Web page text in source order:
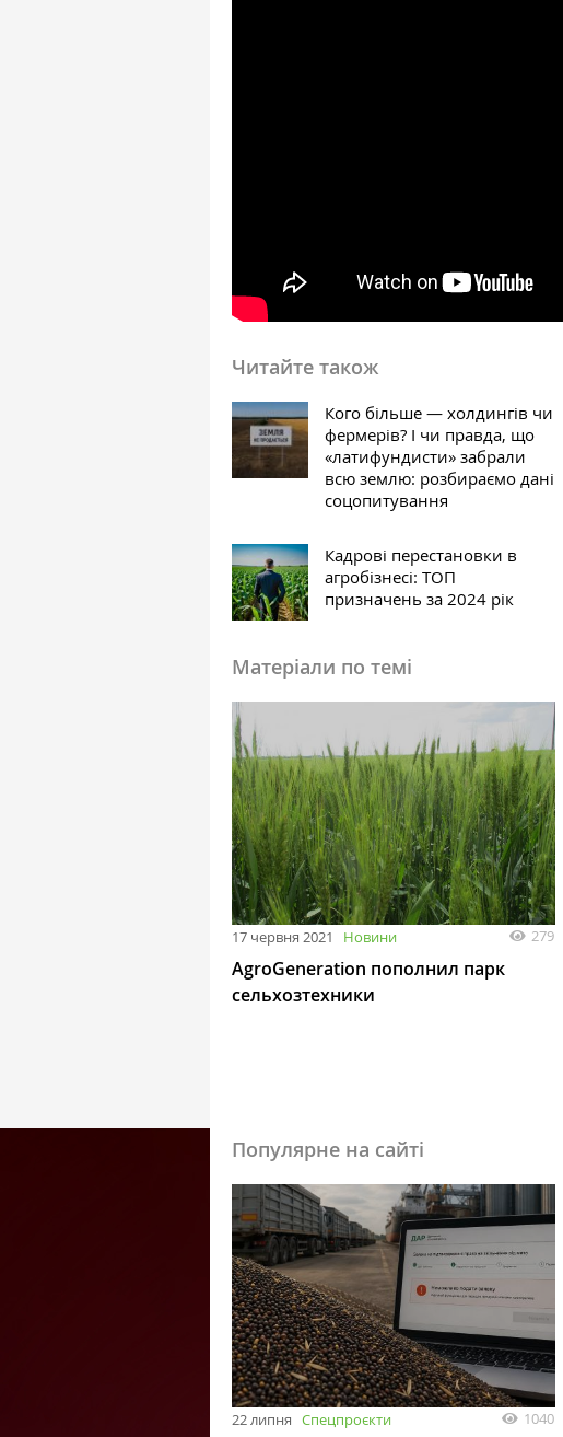
Читайте також
Кого більше — холдингів чи
фермерів? І чи правда, що
«латифундисти» забрали
всю землю: розбираємо дані
соцопитування
Кадрові перестановки в
агробізнесі: ТОП
призначень за 2024 рік
Матеріали по темі
17 червня 2021 Новини 279
AgroGeneration пополнил парк
сельхозтехники
Популярне на сайті
22 липня Спецпроєкти 1040